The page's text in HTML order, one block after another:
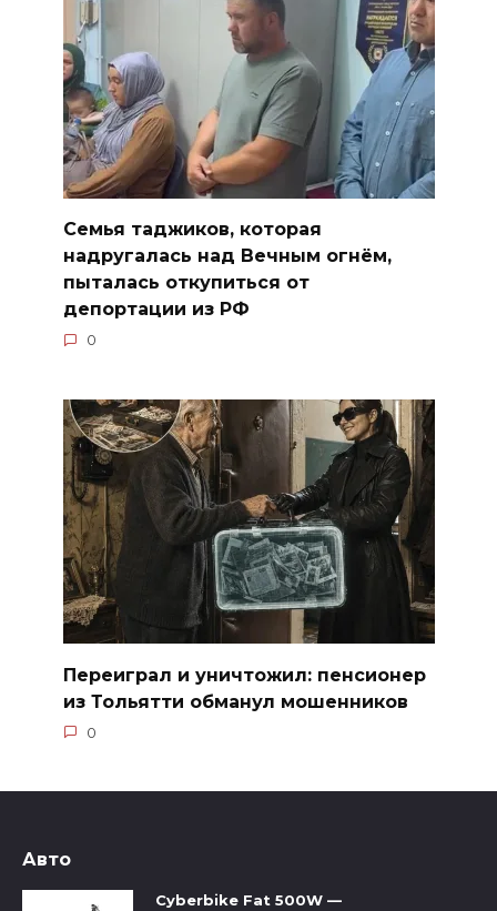
Семья таджиков, которая
надругалась над Вечным огнём,
пыталась откупиться от
депортации из РФ
0
Переиграл и уничтожил: пенсионер
из Тольятти обманул мошенников
0
Авто
Cyberbike Fat 500W —